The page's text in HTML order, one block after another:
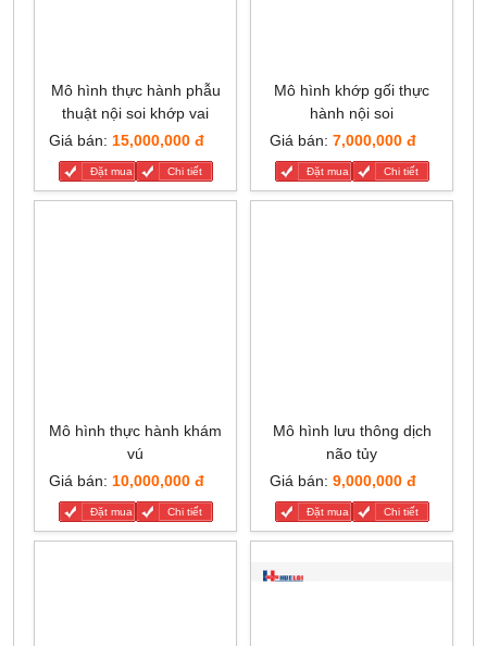
Mô hình thực hành phẫu
thuật nội soi khớp vai
Giá bán: 15,000,000 đ
Đặt mua Chi tiết
Mô hình khớp gối thực
hành nội soi
Giá bán: 7,000,000 đ
Đặt mua Chi tiết
Mô hình thực hành khám
vú
Giá bán: 10,000,000 đ
Đặt mua Chi tiết
Mô hình lưu thông dịch
não tủy
Giá bán: 9,000,000 đ
Đặt mua Chi tiết